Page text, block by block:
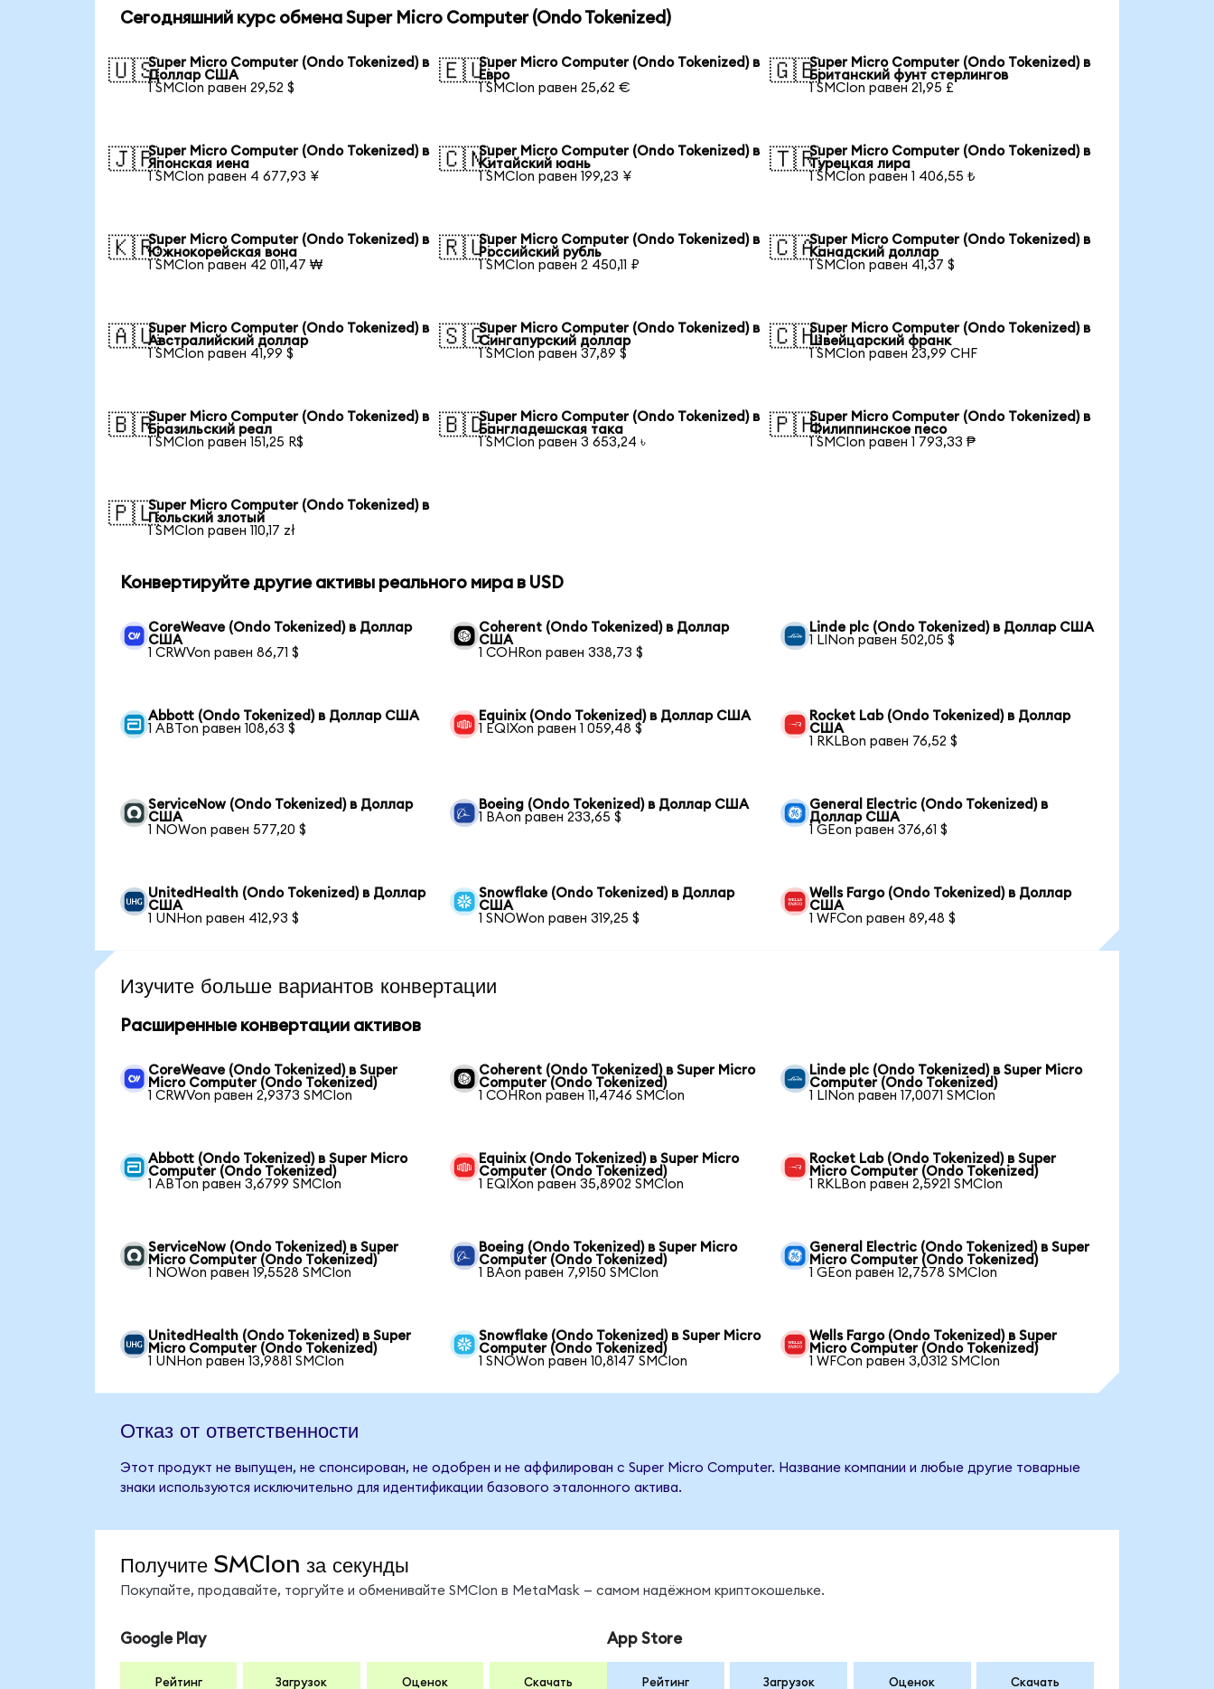
Сегодняшний курс обмена Super Micro Computer (Ondo Tokenized)
🇺🇸Super Micro Computer (Ondo Tokenized) в
Доллар США
1 SMCIon равен 29,52 $
🇪🇺Super Micro Computer (Ondo Tokenized) в
Евро
1 SMCIon равен 25,62 €
🇬🇧Super Micro Computer (Ondo Tokenized) в
Британский фунт стерлингов
1 SMCIon равен 21,95 £
🇯🇵Super Micro Computer (Ondo Tokenized) в
Японская иена
1 SMCIon равен 4 677,93 ¥
🇨🇳Super Micro Computer (Ondo Tokenized) в
Китайский юань
1 SMCIon равен 199,23 ¥
🇹🇷Super Micro Computer (Ondo Tokenized) в
Турецкая лира
1 SMCIon равен 1 406,55 ₺
🇰🇷Super Micro Computer (Ondo Tokenized) в
Южнокорейская вона
1 SMCIon равен 42 011,47 ₩
🇷🇺Super Micro Computer (Ondo Tokenized) в
Российский рубль
1 SMCIon равен 2 450,11 ₽
🇨🇦Super Micro Computer (Ondo Tokenized) в
Канадский доллар
1 SMCIon равен 41,37 $
🇦🇺Super Micro Computer (Ondo Tokenized) в
Австралийский доллар
1 SMCIon равен 41,99 $
🇸🇬Super Micro Computer (Ondo Tokenized) в
Сингапурский доллар
1 SMCIon равен 37,89 $
🇨🇭Super Micro Computer (Ondo Tokenized) в
Швейцарский франк
1 SMCIon равен 23,99 CHF
🇧🇷Super Micro Computer (Ondo Tokenized) в
Бразильский реал
1 SMCIon равен 151,25 R$
🇧🇩Super Micro Computer (Ondo Tokenized) в
Бангладешская така
1 SMCIon равен 3 653,24 ৳
🇵🇭Super Micro Computer (Ondo Tokenized) в
Филиппинское песо
1 SMCIon равен 1 793,33 ₱
🇵🇱Super Micro Computer (Ondo Tokenized) в
Польский злотый
1 SMCIon равен 110,17 zł
Конвертируйте другие активы реального мира в USD
CoreWeave (Ondo Tokenized) в Доллар
США
1 CRWVon равен 86,71 $
Coherent (Ondo Tokenized) в Доллар
США
1 COHRon равен 338,73 $
Linde plc (Ondo Tokenized) в Доллар США
1 LINon равен 502,05 $
Abbott (Ondo Tokenized) в Доллар США
1 ABTon равен 108,63 $
Equinix (Ondo Tokenized) в Доллар США
1 EQIXon равен 1 059,48 $
Rocket Lab (Ondo Tokenized) в Доллар
США
1 RKLBon равен 76,52 $
ServiceNow (Ondo Tokenized) в Доллар
США
1 NOWon равен 577,20 $
Boeing (Ondo Tokenized) в Доллар США
1 BAon равен 233,65 $
General Electric (Ondo Tokenized) в
Доллар США
1 GEon равен 376,61 $
UnitedHealth (Ondo Tokenized) в Доллар
США
1 UNHon равен 412,93 $
Snowflake (Ondo Tokenized) в Доллар
США
1 SNOWon равен 319,25 $
Wells Fargo (Ondo Tokenized) в Доллар
США
1 WFCon равен 89,48 $
Изучите больше вариантов конвертации
Расширенные конвертации активов
CoreWeave (Ondo Tokenized) в Super
Micro Computer (Ondo Tokenized)
1 CRWVon равен 2,9373 SMCIon
Coherent (Ondo Tokenized) в Super Micro
Computer (Ondo Tokenized)
1 COHRon равен 11,4746 SMCIon
Linde plc (Ondo Tokenized) в Super Micro
Computer (Ondo Tokenized)
1 LINon равен 17,0071 SMCIon
Abbott (Ondo Tokenized) в Super Micro
Computer (Ondo Tokenized)
1 ABTon равен 3,6799 SMCIon
Equinix (Ondo Tokenized) в Super Micro
Computer (Ondo Tokenized)
1 EQIXon равен 35,8902 SMCIon
Rocket Lab (Ondo Tokenized) в Super
Micro Computer (Ondo Tokenized)
1 RKLBon равен 2,5921 SMCIon
ServiceNow (Ondo Tokenized) в Super
Micro Computer (Ondo Tokenized)
1 NOWon равен 19,5528 SMCIon
Boeing (Ondo Tokenized) в Super Micro
Computer (Ondo Tokenized)
1 BAon равен 7,9150 SMCIon
General Electric (Ondo Tokenized) в Super
Micro Computer (Ondo Tokenized)
1 GEon равен 12,7578 SMCIon
UnitedHealth (Ondo Tokenized) в Super
Micro Computer (Ondo Tokenized)
1 UNHon равен 13,9881 SMCIon
Snowflake (Ondo Tokenized) в Super Micro
Computer (Ondo Tokenized)
1 SNOWon равен 10,8147 SMCIon
Wells Fargo (Ondo Tokenized) в Super
Micro Computer (Ondo Tokenized)
1 WFCon равен 3,0312 SMCIon
Отказ от ответственности
Этот продукт не выпущен, не спонсирован, не одобрен и не аффилирован с Super Micro Computer. Название компании и любые другие товарные
знаки используются исключительно для идентификации базового эталонного актива.
Получите SMCIon за секунды
Покупайте, продавайте, торгуйте и обменивайте SMCIon в MetaMask — самом надёжном криптокошельке.
Google Play
Рейтинг Загрузок Оценок Скачать
App Store
Рейтинг Загрузок Оценок Скачать